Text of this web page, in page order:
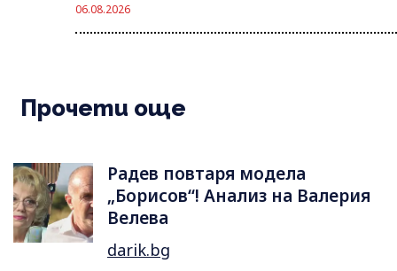
06.08.2026
Прочети още
Радев повтаря модела
„Борисов“! Анализ на Валерия
Велева
darik.bg